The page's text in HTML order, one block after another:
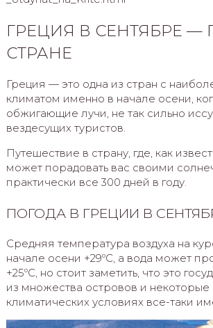
ГРЕЦИЯ В СЕНТЯБРЕ —
СТРАНЕ
Греция — это одна из стран с
климатом именно в начале осени,
обжигающие лучи, не так сильно
вездесущих туристов.
Путешествие в страну, где, как
может порадовать вас своими
практически все 300 дней в году.
ПОГОДА В ГРЕЦИИ В
Средняя температура воздуха на
начале осени +29ºС, а вода может
+25ºС, но стоит заметить, что это
из множества островов и некоторые
климатических условиях все-таки